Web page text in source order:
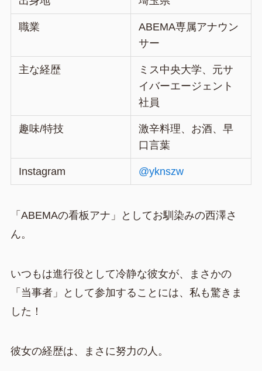
職業
ABEMA専属アナウン
サー
主な経歴
ミス中央大学、元サ
イバーエージェント
社員
趣味/特技
激辛料理、お酒、早
口言葉
Instagram @yknszw
「ABEMAの看板アナ」としてお馴染みの西澤さ
ん。
いつもは進行役として冷静な彼女が、まさかの
「当事者」として参加することには、私も驚きま
した！
彼女の経歴は、まさに努力の人。